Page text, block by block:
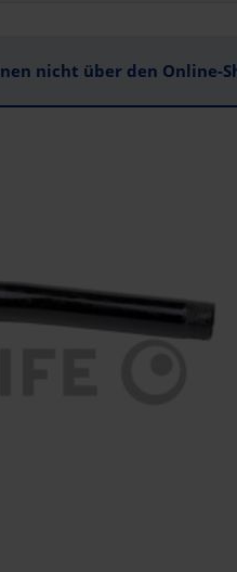
nicht über den Online-